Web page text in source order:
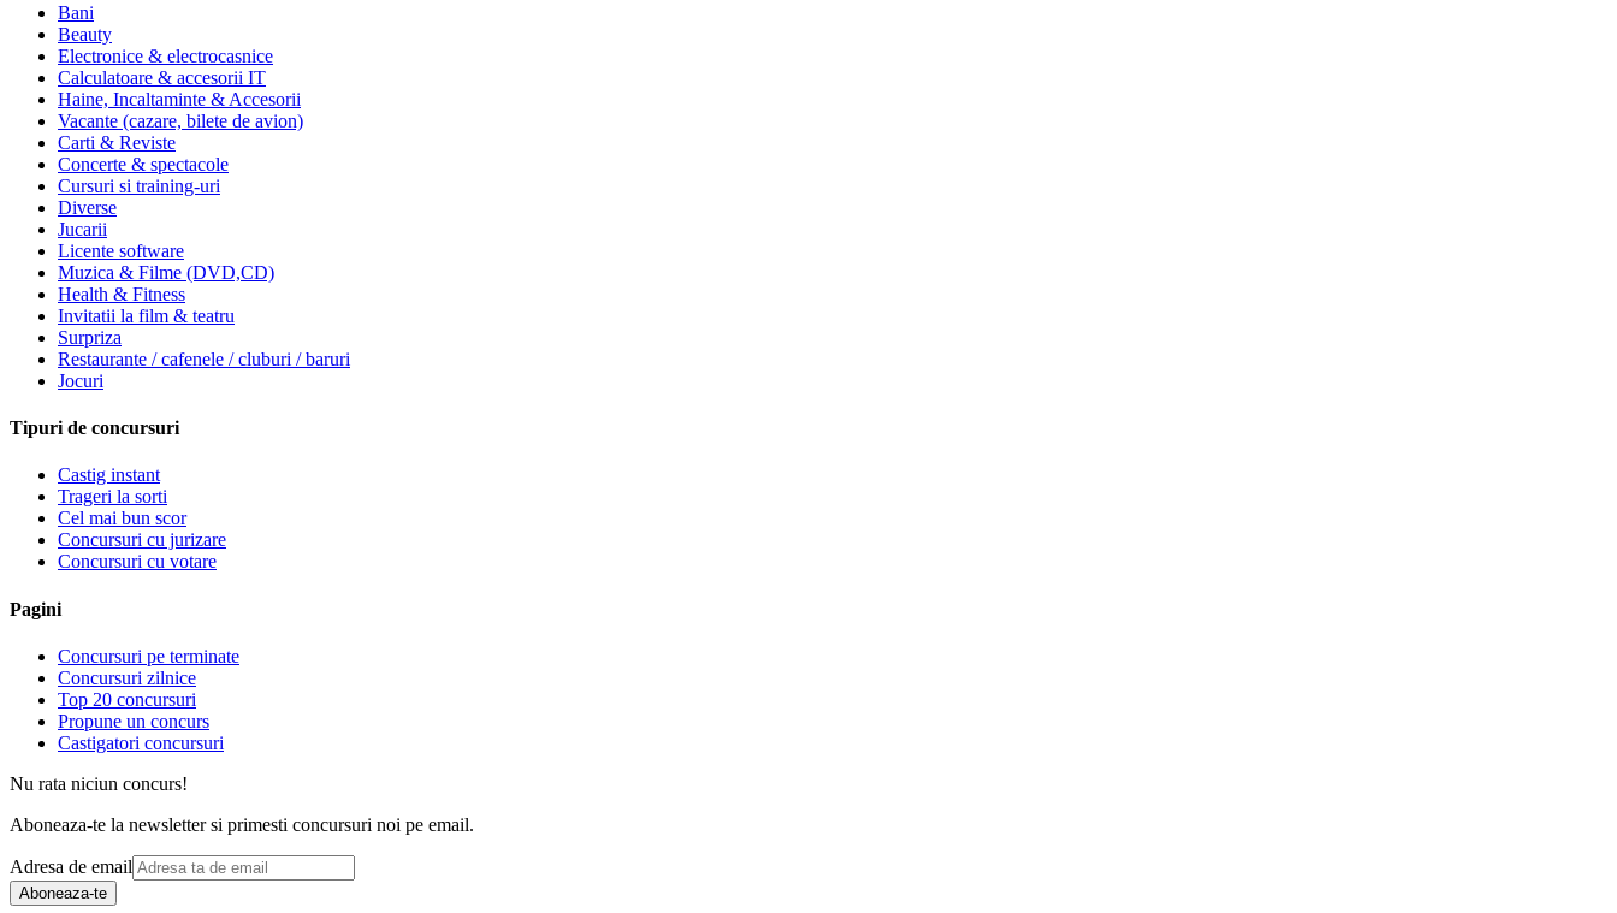
Bani
Beauty
Electronice & electrocasnice
Calculatoare & accesorii IT
Haine, Incaltaminte & Accesorii
Vacante (cazare, bilete de avion)
Carti & Reviste
Concerte & spectacole
Cursuri si training-uri
Diverse
Jucarii
Licente software
Muzica & Filme (DVD,CD)
Health & Fitness
Invitatii la film & teatru
Surpriza
Restaurante / cafenele / cluburi / baruri
Jocuri
Tipuri de concursuri
Castig instant
Trageri la sorti
Cel mai bun scor
Concursuri cu jurizare
Concursuri cu votare
Pagini
Concursuri pe terminate
Concursuri zilnice
Top 20 concursuri
Propune un concurs
Castigatori concursuri
Nu rata niciun concurs!
Aboneaza-te la newsletter si primesti concursuri noi pe email.
Adresa de email
Aboneaza-te